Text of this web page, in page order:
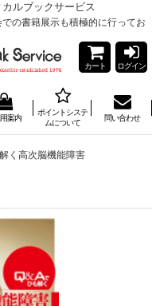
ルブックサービス
の書籍展示も積極的に行ってお
カート ログイン
案内
ポイントシステ
ムについて
問い合わせ
く高次脳機能障害